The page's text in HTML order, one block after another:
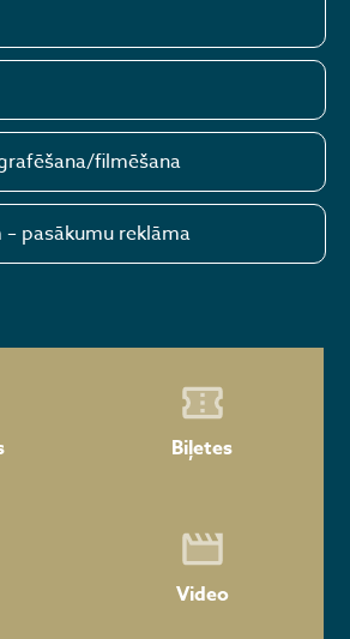
filmēšana
pasākumu reklāma
Biļetes
Video